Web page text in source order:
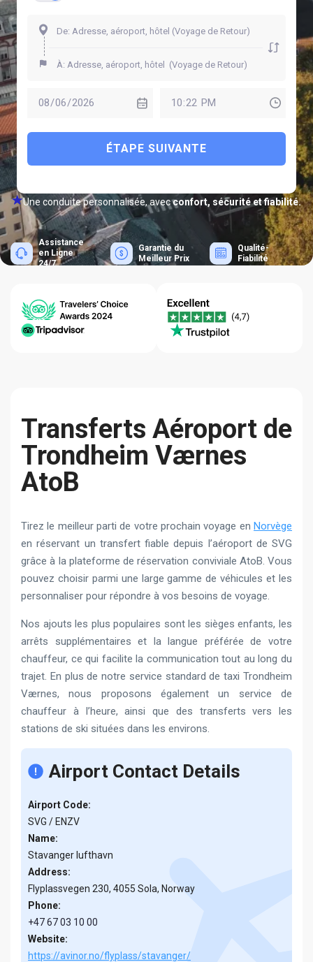
ÉTAPE SUIVANTE
Une conduite personnalisée, avecconfort, sécurité et fiabilité.
Assistance
en Ligne
24/7
Garantie du
Meilleur Prix
Qualité-
Fiabilité
Transferts Aéroport de
Trondheim Værnes
AtoB
Tirez le meilleur parti de votre prochain voyage en Norvège
en réservant un transfert fiable depuis l’aéroport de SVG
grâce à la plateforme de réservation conviviale AtoB. Vous
pouvez choisir parmi une large gamme de véhicules et les
personnaliser pour répondre à vos besoins de voyage.
Nos ajouts les plus populaires sont les sièges enfants, les
arrêts supplémentaires et la langue préférée de votre
chauffeur, ce qui facilite la communication tout au long du
trajet. En plus de notre service standard de taxi Trondheim
Værnes, nous proposons également un service de
chauffeur à l’heure, ainsi que des transferts vers les
stations de ski situées dans les environs.
Airport Contact Details
Airport Code:
SVG / ENZV
Name:
Stavanger lufthavn
Address:
Flyplassvegen 230, 4055 Sola, Norway
Phone:
+47 67 03 10 00
Website:
https://avinor.no/flyplass/stavanger/